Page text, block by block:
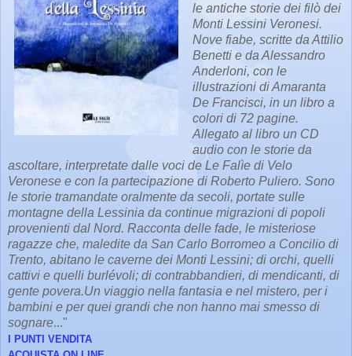
le antiche storie dei filò dei
Monti Lessini Veronesi.
Nove fiabe, scritte da Attilio
Benetti e da Alessandro
Anderloni, con le
illustrazioni di Amaranta
De Francisci, in un libro a
colori di 72 pagine.
Allegato al libro un CD
audio con le storie da
ascoltare, interpretate dalle voci de Le Falìe di Velo
Veronese e con la partecipazione di Roberto Puliero. Sono
le storie tramandate oralmente da secoli, portate sulle
montagne della Lessinia da continue migrazioni di popoli
provenienti dal Nord. Racconta delle fade, le misteriose
ragazze che, maledite da San Carlo Borromeo a Concilio di
Trento, abitano le caverne dei Monti Lessini; di orchi, quelli
cattivi e quelli burlévoli; di contrabbandieri, di mendicanti, di
gente povera.Un viaggio nella fantasia e nel mistero, per i
bambini e per quei grandi che non hanno mai smesso di
sognare..."
I PUNTI VENDITA